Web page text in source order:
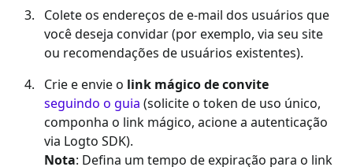
Colete os endereços de e-mail dos usuários que
você deseja convidar (por exemplo, via seu site
ou recomendações de usuários existentes).
Crie e envie o link mágico de convite
seguindo o guia (solicite o token de uso único,
componha o link mágico, acione a autenticação
via Logto SDK).
Nota: Defina um tempo de expiração para o link